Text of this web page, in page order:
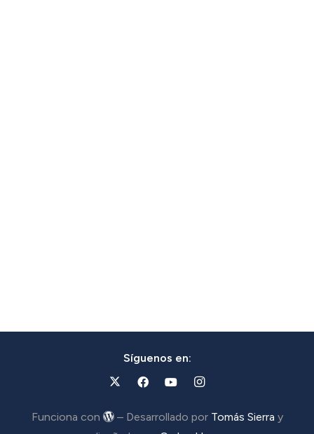
Síguenos en:
Funciona con – Desarrollado por Tomás Sierra y